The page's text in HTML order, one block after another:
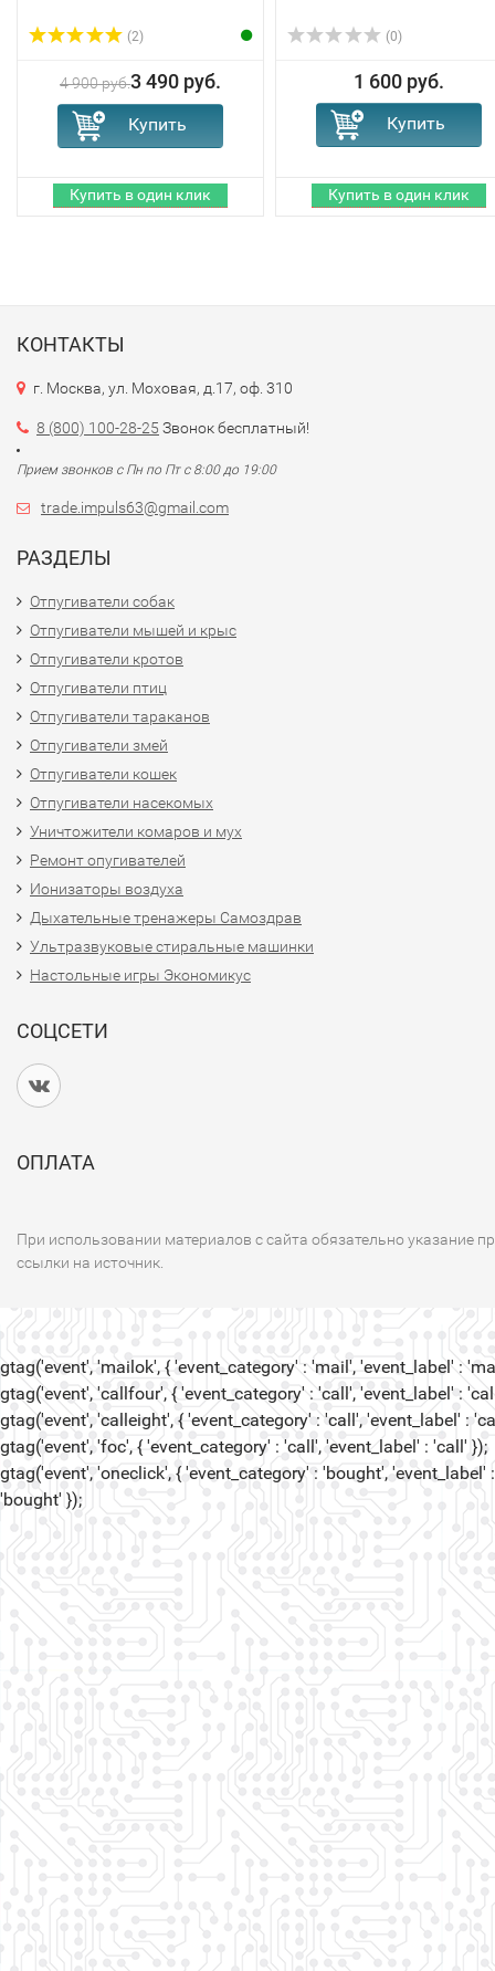
(2)
4 900 руб.3 490 руб.
(0)
1 600 руб.
КОНТАКТЫ
г. Москва, ул. Моховая, д.17, оф. 310
8 (800) 100-28-25 Звонок бесплатный!
Прием звонков с Пн по Пт с 8:00 до 19:00
trade.impuls63@gmail.com
РАЗДЕЛЫ
Отпугиватели собак
Отпугиватели мышей и крыс
Отпугиватели кротов
Отпугиватели птиц
Отпугиватели тараканов
Отпугиватели змей
Отпугиватели кошек
Отпугиватели насекомых
Уничтожители комаров и мух
Ремонт опугивателей
Ионизаторы воздуха
Дыхательные тренажеры Самоздрав
Ультразвуковые стиральные машинки
Настольные игры Экономикус
СОЦСЕТИ
ОПЛАТА
При использовании материалов с сайта обязательно указание
ссылки на источник.
gtag('event', 'mailok', { 'event_category' : 'mail', 'event_label' :
gtag('event', 'callfour', { 'event_category' : 'call', 'event_label' :
gtag('event', 'calleight', { 'event_category' : 'call', 'event_label' :
gtag('event', 'foc', { 'event_category' : 'call', 'event_label' : 'call' });
gtag('event', 'oneclick', { 'event_category' : 'bought', 'event_label' :
'bought' });